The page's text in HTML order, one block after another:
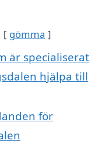
gömma
är specialiserat
hjälpa till
för